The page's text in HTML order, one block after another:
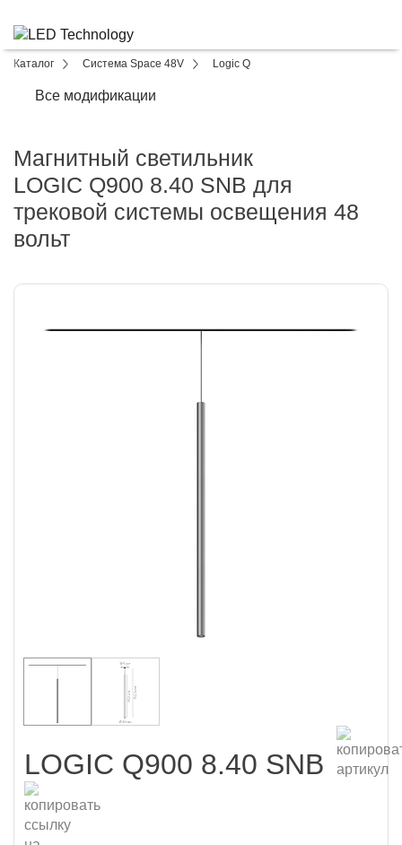
Каталог Система Space 48V Logic Q
Все модификации
Магнитный светильник
LOGIC Q900 8.40 SNB для
трековой системы освещения 48
вольт
LOGIC Q900 8.40 SNB